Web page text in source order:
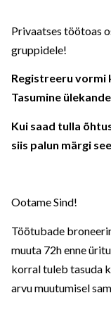
Privaatses töötoas
gruppidele!
Registreeru vormi
Tasumine
Kui saad tulla
siis palun märgi
Ootame Sind!
Töötubade
muuta 72h enne
korral tuleb tasuda
arvu muutumisel